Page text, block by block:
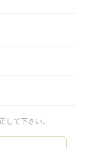
て下さい。